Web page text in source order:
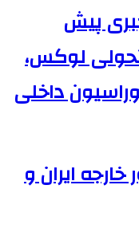
پیش
لوکس،
داخلی
ایران و